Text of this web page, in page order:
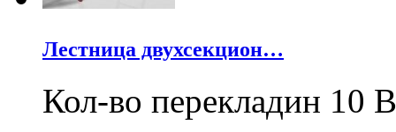
Лестница двухсекцион…
Кол-во перекладин 10